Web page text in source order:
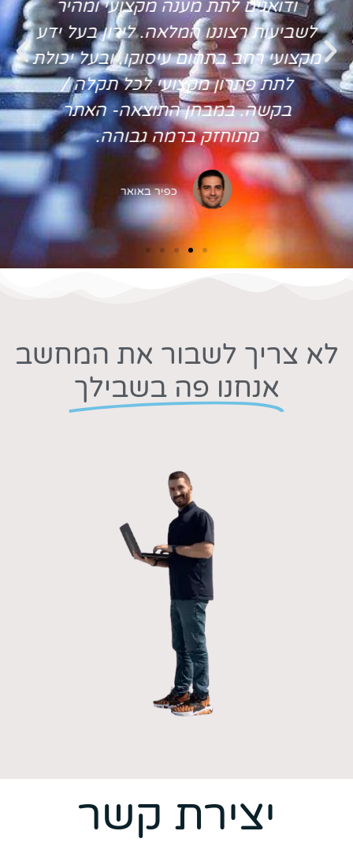
ודואגים לתת מענה מקצועי ומהיר
לשביעות רצוננו המלאה. לירון בעל ידע
מקצועי רחב בתחום עיסוקו, ובעל יכולת
לתת פתרון מקצועי לכל תקלה /
בקשה. במבחן התוצאה- האתר
מתוחזק ברמה גבוהה.
כפיר באואר
לא צריך לשבור את המחשב
אנחנו פה בשבילך
יצירת קשר